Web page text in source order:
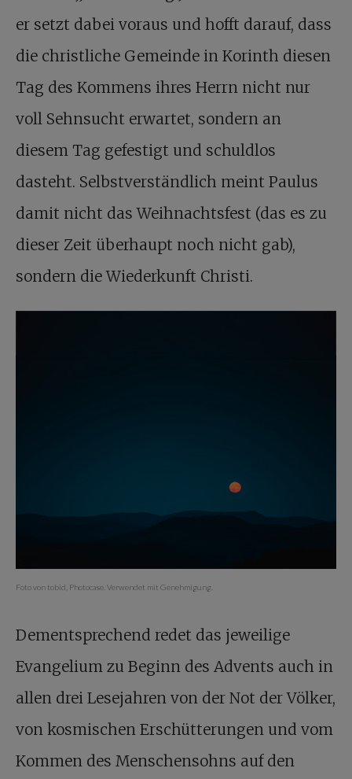
er setzt dabei voraus und hofft darauf, dass
die christliche Gemeinde in Korinth diesen
Tag des Kommens ihres Herrn nicht nur
voll Sehnsucht erwartet, sondern an
diesem Tag gefestigt und schuldlos
dasteht. Selbstverständlich meint Paulus
damit nicht das Weihnachtsfest (das es zu
dieser Zeit überhaupt noch nicht gab),
sondern die Wiederkunft Christi.
Foto von tobid, Photocase. Verwendet mit Genehmigung.
Dementsprechend redet das jeweilige
Evangelium zu Beginn des Advents auch in
allen drei Lesejahren von der Not der Völker,
von kosmischen Erschütterungen und vom
Kommen des Menschensohns auf den